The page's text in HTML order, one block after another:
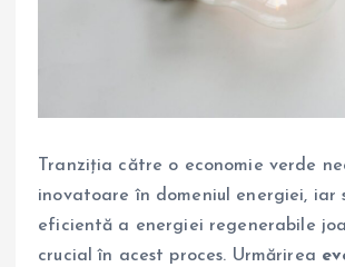
Tranziția către o economie verde
inovatoare în domeniul energiei, iar
eficientă a energiei regenerabile
crucial în acest proces. Urmărirea